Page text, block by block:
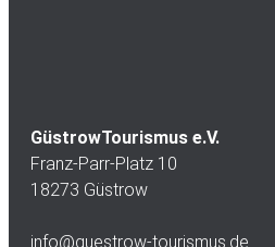
GüstrowTourismus e.V.
Franz-Parr-Platz 10
18273 Güstrow
info@guestrow-tourismus.de